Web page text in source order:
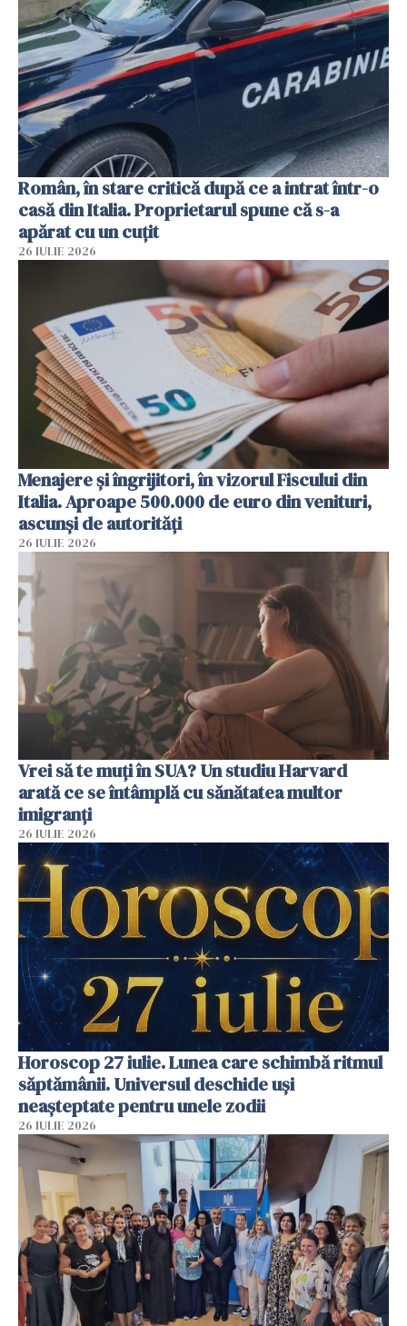
Român, în stare critică după ce a intrat într-o
casă din Italia. Proprietarul spune că s-a
apărat cu un cuțit
26 IULIE 2026
Menajere și îngrijitori, în vizorul Fiscului din
Italia. Aproape 500.000 de euro din venituri,
ascunși de autorități
26 IULIE 2026
Vrei să te muți în SUA? Un studiu Harvard
arată ce se întâmplă cu sănătatea multor
imigranți
26 IULIE 2026
Horoscop 27 iulie. Lunea care schimbă ritmul
săptămânii. Universul deschide uși
neașteptate pentru unele zodii
26 IULIE 2026